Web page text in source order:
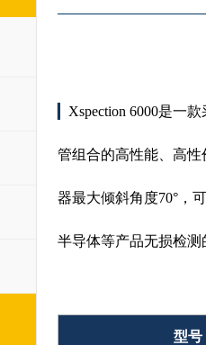
Xspection 6000是一
管组合的高性能、高性
器最大倾斜角度70°，
半导体等产品无损检测
型号